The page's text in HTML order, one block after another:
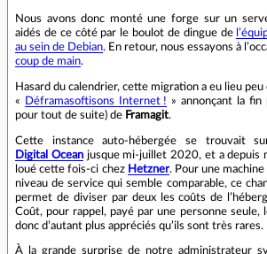
Nous avons donc monté une forge sur un
aidés de ce côté par le boulot de dingue de
au sein de Debian. En retour, nous essayons à
coup de main.
Hasard du calendrier, cette migration a eu lieu
«
Déframasoftisons Internet ! » annonçant la fin
pour tout de suite) de Framagit.
Cette instance auto‑hébergée se trouvait
Digital Oceanjusque mi‑juillet 2020, et a depuis
loué cette fois‑ci chez Hetzner. Pour une
niveau de service qui semble comparable, ce
permet de diviser par deux les coûts de
Coût, pour rappel, payé par une personne seule,
donc d’autant plus appréciés qu’ils sont très rares.
À la grande surprise de notre administrateur